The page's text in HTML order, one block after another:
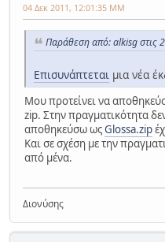
04 Δεκ 2011, 12:01:35 ΜΜ
Παράθεση από: alkisg στις
Επισυνάπτεται μια νέα
Μου προτείνει να
zip. Στην πραγματικότητα
αποθηκεύσω ωςGlossa.zip
Και σε σχέση με την
από μένα.
Διονύσης